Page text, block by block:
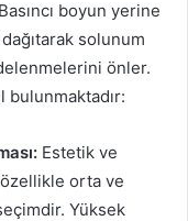
boyun yerine
solunum
önler.
bulunmaktadır:
Estetik ve
orta ve
Yüksek